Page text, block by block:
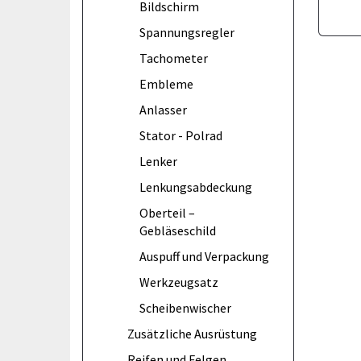
Bildschirm
Spannungsregler
Tachometer
Embleme
Anlasser
Stator - Polrad
Lenker
Lenkungsabdeckung
Oberteil –
Gebläseschild
Auspuff und Verpackung
Werkzeugsatz
Scheibenwischer
Zusätzliche Ausrüstung